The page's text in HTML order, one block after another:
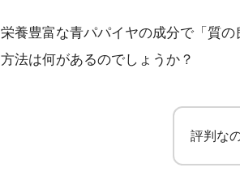
栄養豊富な青パパイヤの成分で「質
方法は何があるのでしょうか？
評判な